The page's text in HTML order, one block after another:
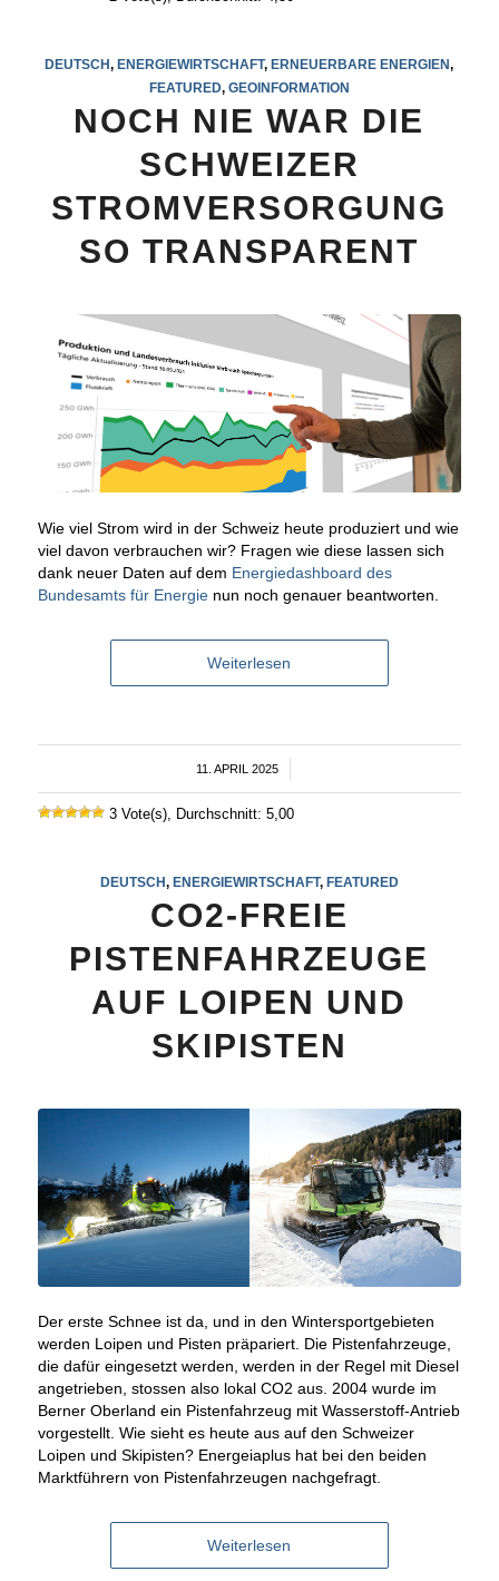
DEUTSCH,ENERGIEWIRTSCHAFT,ERNEUERBARE ENERGIEN,
FEATURED, GEOINFORMATION
NOCH NIE WAR DIE
SCHWEIZER
STROMVERSORGUNG
SO TRANSPARENT
Wie viel Strom wird in der Schweiz heute produziert und wie
viel davon verbrauchen wir? Fragen wie diese lassen sich
dank neuer Daten auf dem Energiedashboard des
Bundesamts für Energienun noch genauer beantworten.
Weiterlesen
11. APRIL 2025
/
3 Vote(s), Durchschnitt: 5,00
DEUTSCH, ENERGIEWIRTSCHAFT, FEATURED
CO2-FREIE
PISTENFAHRZEUGE
AUF LOIPEN UND
SKIPISTEN
Der erste Schnee ist da, und in den Wintersportgebieten
werden Loipen und Pisten präpariert. Die Pistenfahrzeuge,
die dafür eingesetzt werden, werden in der Regel mit Diesel
angetrieben, stossen also lokal CO2 aus. 2004 wurde im
Berner Oberland ein Pistenfahrzeug mit Wasserstoff-Antrieb
vorgestellt. Wie sieht es heute aus auf den Schweizer
Loipen und Skipisten? Energeiaplus hat bei den beiden
Marktführern von Pistenfahrzeugen nachgefragt.
Weiterlesen